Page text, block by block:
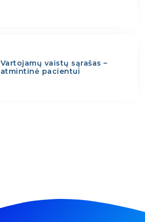
Vartojamų vaistų sąrašas –
atmintinė pacientui